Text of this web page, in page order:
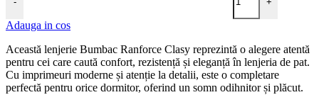
Adauga in cos
Această lenjerie Bumbac Ranforce Clasy reprezintă o alegere atentă
pentru cei care caută confort, rezistență și eleganță în lenjeria de pat.
Cu imprimeuri moderne și atenție la detalii, este o completare
perfectă pentru orice dormitor, oferind un somn odihnitor și plăcut.